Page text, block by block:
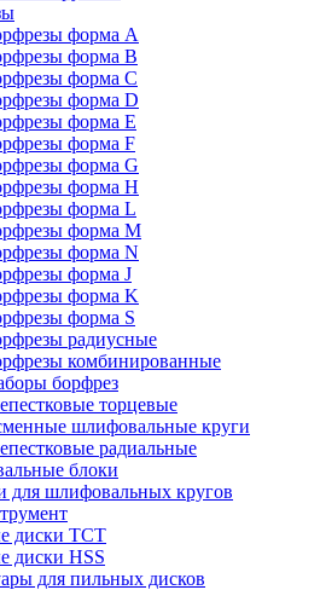
форма A
форма B
форма C
форма D
форма E
форма F
форма G
форма H
форма L
форма M
форма N
форма J
форма K
форма S
радиусные
комбинированные
борфрез
торцевые
шлифовальные круги
радиальные
блоки
для шлифовальных кругов
диски ТСТ
диски HSS
для пильных дисков